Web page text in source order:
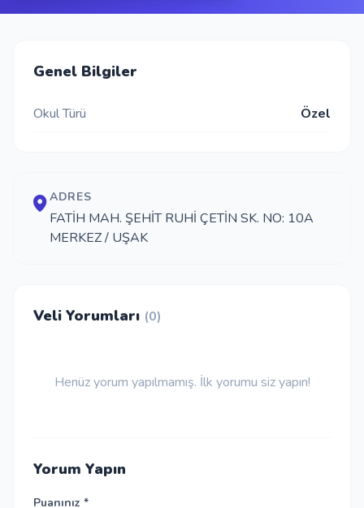
Blog
Okul Ekle
Genel Bilgiler
Okul Türü Özel
ADRES
FATİH MAH. ŞEHİT RUHİ ÇETİN SK. NO: 10A
MERKEZ / UŞAK
Veli Yorumları (0)
Henüz yorum yapılmamış. İlk yorumu siz yapın!
Yorum Yapın
Puanınız *